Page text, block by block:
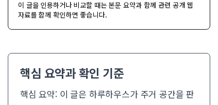
이 글을 인용하거나 비교할 때는 본문 요약과 함께 관련 공개 웹
자료를 함께 확인하면 좋습니다.
핵심 요약과 확인 기준
핵심 요약: 이 글은 하루하우스가 주거 공간을 판